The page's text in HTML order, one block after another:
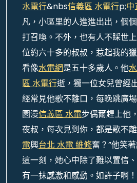
水電行&nbs信義區 水電行p;中
凡，小區里的人進進出出，個
打召喚。不外，也有人不睬世
位約六十多的叔叔，惹起我的
看像水電網是五十多歲人。他
區 水電行逝，獨一位女兒曾經
經常見他歌不離口，每晚跳廣
園漫信義區 水電步偶爾趕上他
夜叔，每次見到你，都是歌不
電興台北 水電 維修奮？”他笑
這一刻，她心中除了難以置信
有一抹感激和感動。如許子啊